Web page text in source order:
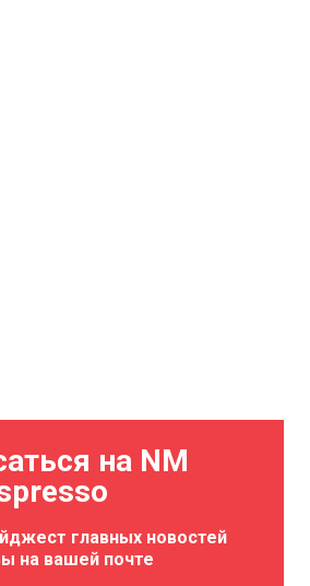
на NM
главных новостей
на вашей почте